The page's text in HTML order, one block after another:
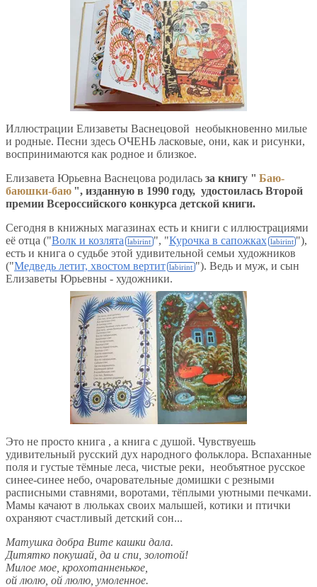
Иллюстрации Елизаветы Васнецовой необыкновенно милые
и родные. Песни здесь ОЧЕНЬ ласковые, они, как и рисунки,
воспринимаются как родное и близкое.
Елизавета Юрьевна Васнецова родилась за книгу " Баю-
баюшки-баю ", изданную в 1990 году, удостоилась Второй
премии Всероссийского конкурса детской книги.
Сегодня в книжных магазинах есть и книги с иллюстрациями
её отца ("Волк и козлята ", "Курочка в сапожках
"),
есть и книга о судьбе этой удивительной семьи художников
("Медведь летит, хвостом вертит
"). Ведь и муж, и сын
Елизаветы Юрьевны - художники.
Это не просто книга , а книга с душой. Чувствуешь
удивительный русский дух народного фольклора. Вспаханные
поля и густые тёмные леса, чистые реки, необъятное русское
синее-синее небо, очаровательные домишки с резными
расписными ставнями, воротами, тёплыми уютными печками.
Мамы качают в люльках своих малышей, котики и птички
охраняют счастливый детский сон...
Матушка добра Вите кашки дала.
Дитятко покушай, да и спи, золотой!
Милое мое, крохотанненькое,
ой люлю, ой люлю, умоленное.